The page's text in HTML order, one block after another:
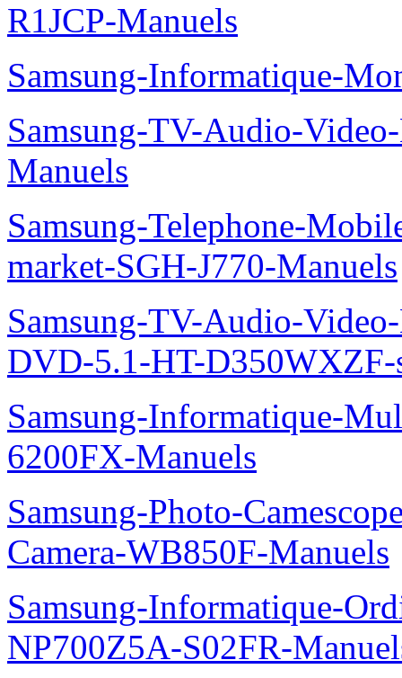
R1JCP-Manuels
Samsung-Informatique-
Samsung-TV-Audio-
Manuels
Samsung-Telephone-
market-SGH-J770-Manuels
Samsung-TV-Audio-
DVD-5.1-HT-D350WXZF-
Samsung-Informatique-
6200FX-Manuels
Samsung-Photo-
Camera-WB850F-Manuels
Samsung-Informatique-
NP700Z5A-S02FR-